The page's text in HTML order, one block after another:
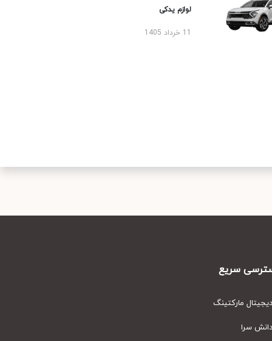
لوازم یدکی
سریع
مارکتینگ
سرا